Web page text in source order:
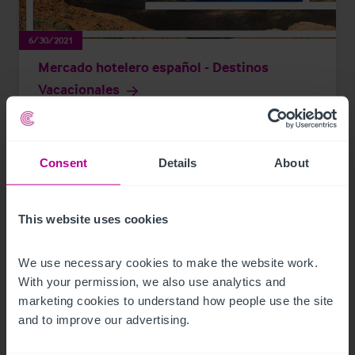
Consent Details About
This website uses cookies
We use necessary cookies to make the website work.
With your permission, we also use analytics and
marketing cookies to understand how people use the site
and to improve our advertising.
6/30/2021
Mercado hotelero español - Destinos
Vacacionales